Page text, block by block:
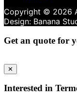
Copyright © 2026
Get an quote for
✕
Interested in